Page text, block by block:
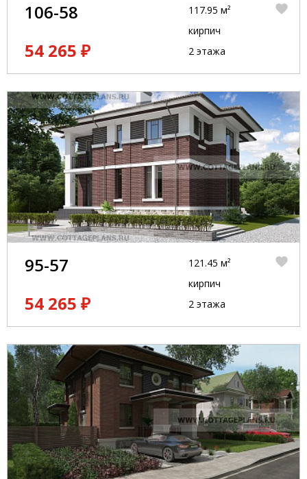
106-58
54 265 ₽
117.95 м²
кирпич
2 этажа
95-57
54 265 ₽
121.45 м²
кирпич
2 этажа